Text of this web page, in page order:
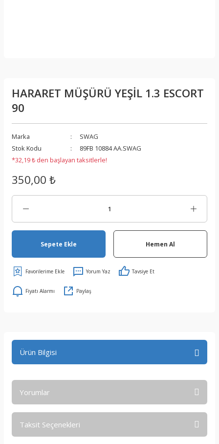
HARARET MÜŞÜRÜ YEŞİL 1.3 ESCORT
90
Marka
SWAG
Stok Kodu
89FB 10884 AA.SWAG
*32,19 ₺ den başlayan taksitlerle!
350,00 ₺
Sepete Ekle Hemen Al
Yorum Yaz Tavsiye Et
Fiyatı Alarmı Paylaş
Ürün Bilgisi
Yorumlar
Taksit Seçenekleri